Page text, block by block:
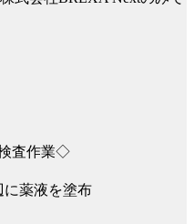
査作業◇
薬液を塗布